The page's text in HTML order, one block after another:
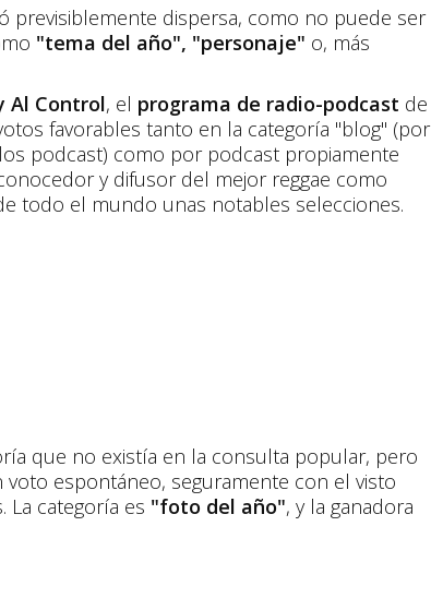
previsiblemente dispersa, como no puede ser
"tema del año", "personaje" o, más
Al Control, el programa de radio-podcast de
favorables tanto en la categoría "blog" (por
podcast) como por podcast propiamente
y difusor del mejor reggae como
todo el mundo unas notables selecciones.
que no existía en la consulta popular, pero
espontáneo, seguramente con el visto
categoría es "foto del año", y la ganadora